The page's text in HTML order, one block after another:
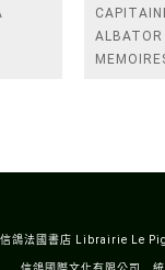
ALBATOR
鴿法國書店 Librairie Le